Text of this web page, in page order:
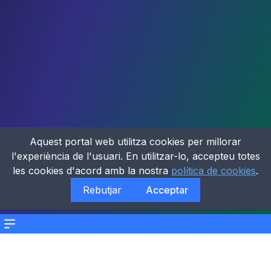
Menu
Aquest portal web utilitza cookies per millorar
l'experiència de l'usuari. En utilitzar-lo, accepteu totes
les cookies d'acord amb la nostra política de cookies.
Rebutjar
Acceptar